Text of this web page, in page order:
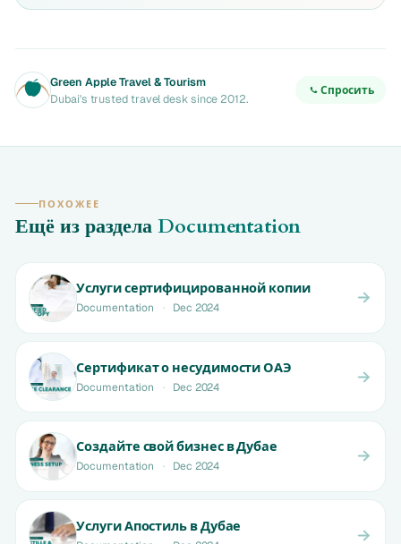
Green Apple Travel & Tourism
Dubai's trusted travel desk since 2012.
Спросить
ПОХОЖЕЕ
Ещё из раздела Documentation
Услуги сертифицированной копии
Documentation · Dec 2024
Сертификат о несудимости ОАЭ
Documentation · Dec 2024
Создайте свой бизнес в Дубае
Documentation · Dec 2024
Услуги Апостиль в Дубае